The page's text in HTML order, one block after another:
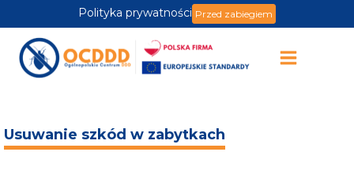
Polityka prywatności Przed zabiegiem
Usuwanie szkód w zabytkach